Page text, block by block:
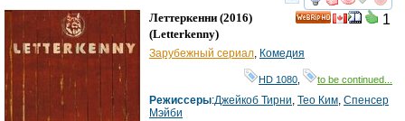
смотреть
1
Леттеркенни (2016)
(Letterkenny)
Зарубежный сериал, Комедия
HD 1080 to be continued...
Режиссеры:Джейкоб Тирни, Тео Ким, Спенсер
Мэйби